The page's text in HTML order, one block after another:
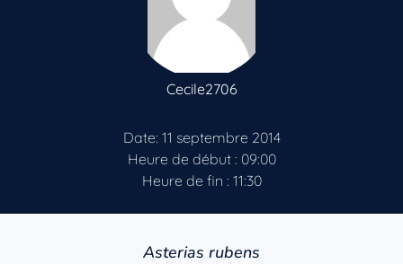
Cecile2706
Date: 11 septembre 2014
Heure de début : 09:00
Heure de fin : 11:30
Asterias rubens